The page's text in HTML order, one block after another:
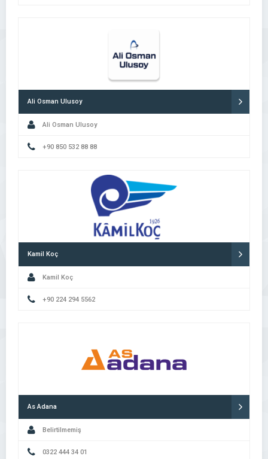
Ali Osman Ulusoy
Ali Osman Ulusoy
+90 850 532 88 88
Kamil Koç
Kamil Koç
+90 224 294 5562
As Adana
Belirtilmemiş
0322 444 34 01